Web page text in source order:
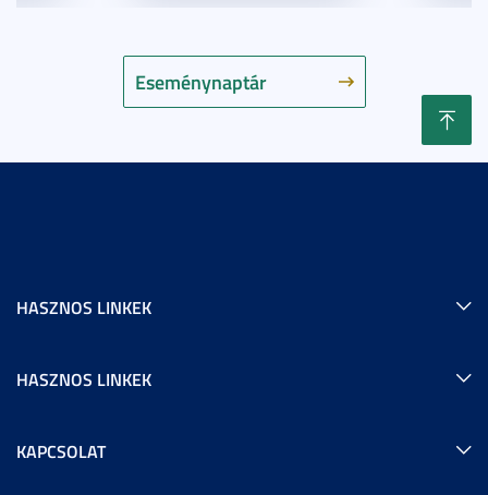
Eseménynaptár
HASZNOS LINKEK
HASZNOS LINKEK
KAPCSOLAT